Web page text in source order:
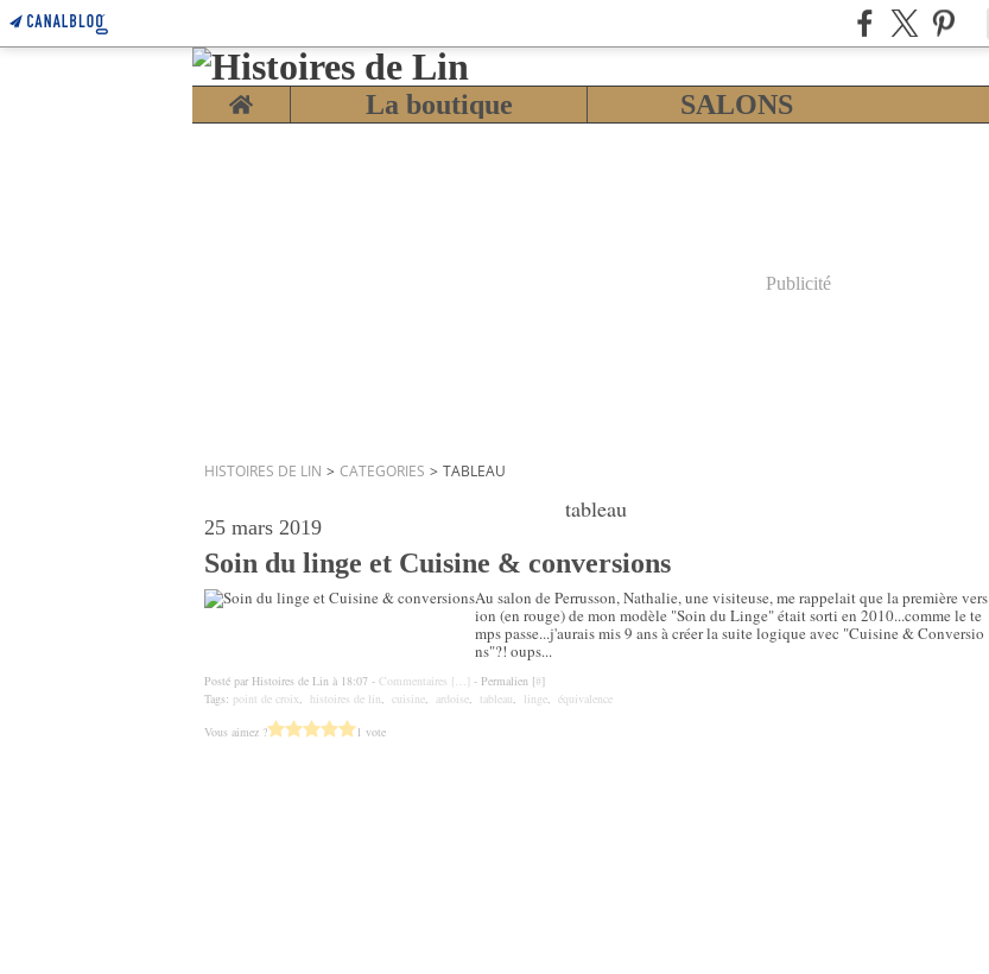
Home La boutique SALONS
Publicité
HISTOIRES DE LIN > CATEGORIES > TABLEAU
tableau
25 mars 2019
Soin du linge et Cuisine & conversions
Au salon de Perrusson, Nathalie, une visiteuse, me rappelait que la première vers
ion (en rouge) de mon modèle "Soin du Linge" était sorti en 2010...comme le te
mps passe...j'aurais mis 9 ans à créer la suite logique avec "Cuisine & Conversio
ns"?! oups...
Posté par Histoires de Lin à 18:07 - Commentaires [… - Permalien [#]
Tags: point de croix, histoires de lin, cuisine, ardoise, tableau, linge, équivalence
Vous aimez ?
1 vote